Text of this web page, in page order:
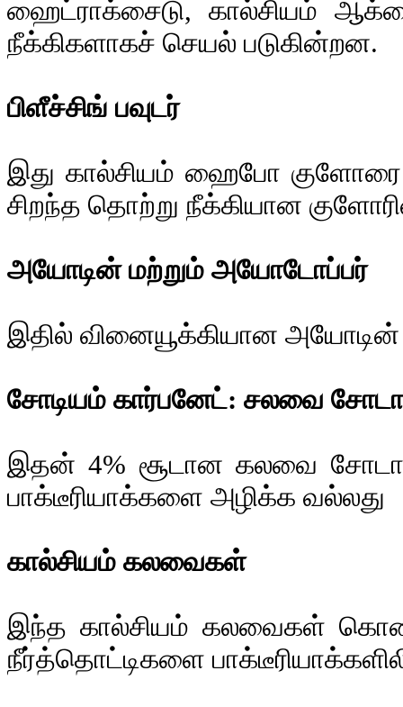
ஹைட்ராக்சைடு, கால்சியம்
நீக்கிகளாகச் செயல் படுகின்றன.
பிளீச்சிங் பவுடர்
இது கால்சியம் ஹைபோ குளோரை:
சிறந்த தொற்று நீக்கியான
அயோடின் மற்றும் அயோடோப்பர்
இதில் வினையூக்கியான அயோடின்
சோடியம் கார்பனேட்: சலவை சோடா
இதன் 4% சூடான கலவை
பாக்டீரியாக்களை அழிக்க வல்லது
கால்சியம் கலவைகள்
இந்த கால்சியம் கலவைகள்
நீர்த்தொட்டிகளை